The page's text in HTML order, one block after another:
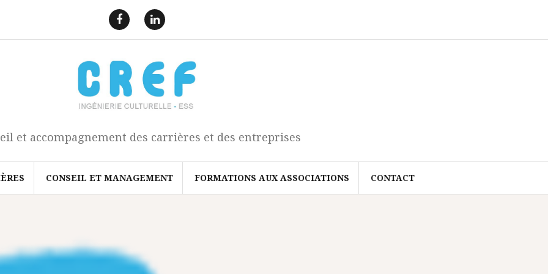
a
c
b
o
k
i
k
e
d
I
n
et accompagnement des carrières et des entreprises
CONSEIL ET MANAGEMENT FORMATIONS AUX ASSOCIATIONS CONTACT